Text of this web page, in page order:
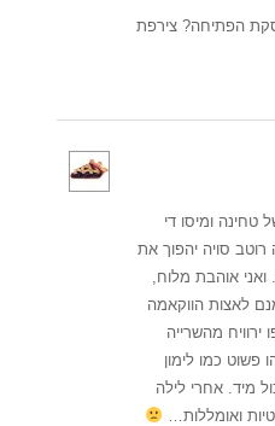
הפתיחה? צירפת
1) השילוב של טחינה ומיסו די
רוטב סויה יהפוך את
ואני אוהבת מלוח,
על רוטב סויה. 2) אמנם לאצות הווקאמה
מהשרייה
פשוט כמו לימון
מיד. אחרי לילה
ואומללות…